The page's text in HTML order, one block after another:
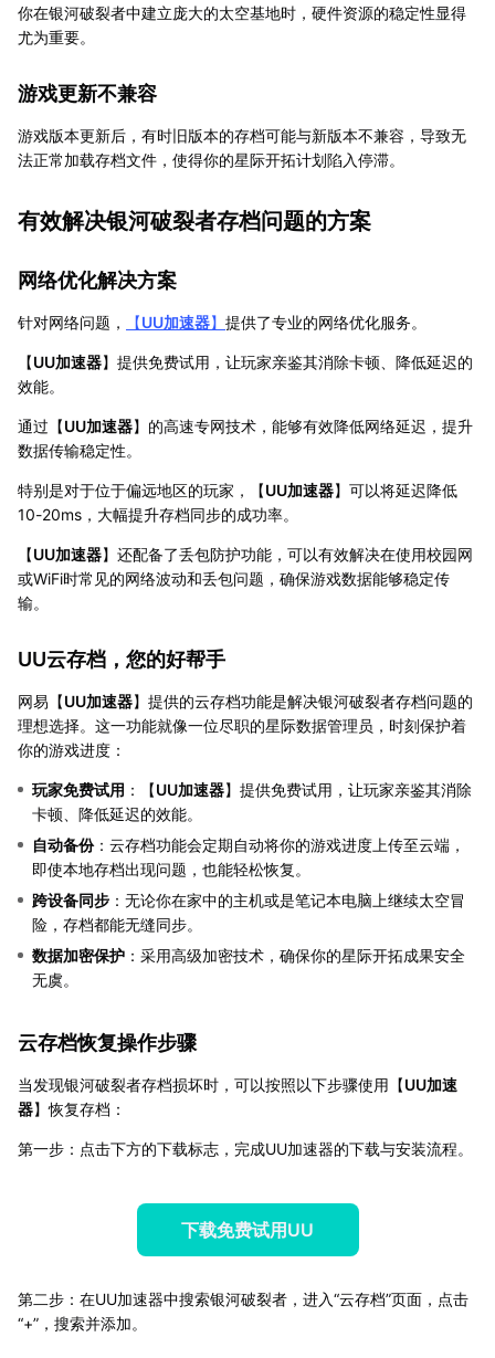
你在银河破裂者中建立庞大的太空基地时，硬件资源的稳定性显得
尤为重要。
游戏更新不兼容
游戏版本更新后，有时旧版本的存档可能与新版本不兼容，导致无
法正常加载存档文件，使得你的星际开拓计划陷入停滞。
有效解决银河破裂者存档问题的方案
网络优化解决方案
针对网络问题， 【UU加速器】 提供了专业的网络优化服务。
【UU加速器】提供免费试用，让玩家亲鉴其消除卡顿、降低延迟的
效能。
通过【UU加速器】的高速专网技术，能够有效降低网络延迟，提升
数据传输稳定性。
特别是对于位于偏远地区的玩家，【UU加速器】可以将延迟降低
10-20ms，大幅提升存档同步的成功率。
【UU加速器】还配备了丢包防护功能，可以有效解决在使用校园网
或WiFi时常见的网络波动和丢包问题，确保游戏数据能够稳定传
输。
UU云存档，您的好帮手
网易【UU加速器】提供的云存档功能是解决银河破裂者存档问题的
理想选择。这一功能就像一位尽职的星际数据管理员，时刻保护着
你的游戏进度：
玩家免费试用 ：【UU加速器】提供免费试用，让玩家亲鉴其消除
卡顿、降低延迟的效能。
自动备份：云存档功能会定期自动将你的游戏进度上传至云端，
即使本地存档出现问题，也能轻松恢复。
跨设备同步 ：无论你在家中的主机或是笔记本电脑上继续太空冒
险，存档都能无缝同步。
数据加密保护 ：采用高级加密技术，确保你的星际开拓成果安全
无虞。
云存档恢复操作步骤
当发现银河破裂者存档损坏时，可以按照以下步骤使用【UU加速
器】恢复存档：
第一步：点击下方的下载标志，完成UU加速器的下载与安装流程。
下载免费试用UU
第二步：在UU加速器中搜索银河破裂者，进入“云存档”页面，点击
“+”，搜索并添加。